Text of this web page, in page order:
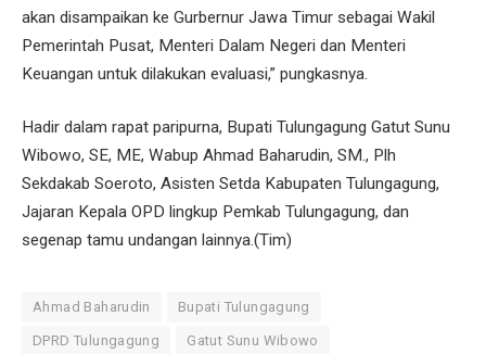
akan disampaikan ke Gurbernur Jawa Timur sebagai Wakil
Pemerintah Pusat, Menteri Dalam Negeri dan Menteri
Keuangan untuk dilakukan evaluasi,” pungkasnya.
Hadir dalam rapat paripurna, Bupati Tulungagung Gatut Sunu
Wibowo, SE, ME, Wabup Ahmad Baharudin, SM., Plh
Sekdakab Soeroto, Asisten Setda Kabupaten Tulungagung,
Jajaran Kepala OPD lingkup Pemkab Tulungagung, dan
segenap tamu undangan lainnya.(Tim)
Ahmad Baharudin Bupati Tulungagung
DPRD Tulungagung Gatut Sunu Wibowo